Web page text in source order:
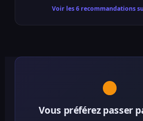
Voir les 6 recommandations
Vous préférez passer